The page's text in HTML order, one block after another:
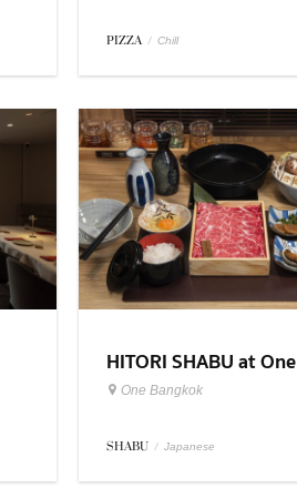
PIZZA / Chill
HITORI SHABU at One
Bangkok
One Bangkok
SHABU / Japanese